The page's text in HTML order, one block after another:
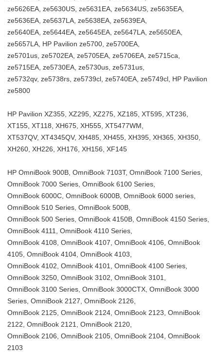
ze5626EA, ze5630US, ze5631EA, ze5634US, ze5635EA,
ze5636EA, ze5637LA, ze5638EA, ze5639EA,
ze5640EA, ze5644EA, ze5645EA, ze5647LA, ze5650EA,
ze5657LA, HP Pavilion ze5700, ze5700EA,
ze5701us, ze5702EA, ze5705EA, ze5706EA, ze5715ca,
ze5715EA, ze5730EA, ze5730us, ze5731us,
ze5732qv, ze5738rs, ze5739cl, ze5740EA, ze5749cl, HP Pavilion
ze5800
HP Pavilion XZ355, XZ295, XZ275, XZ185, XT595, XT236,
XT155, XT118, XH675, XH555, XT5477WM,
XT537QV, XT4345QV, XH485, XH455, XH395, XH365, XH350,
XH260, XH226, XH176, XH156, XF145
HP OmniBook 900B, OmniBook 7103T, OmniBook 7100 Series,
OmniBook 7000 Series, OmniBook 6100 Series,
OmniBook 6000C, OmniBook 6000B, OmniBook 6000 series,
OmniBook 510 Series, OmniBook 500B,
OmniBook 500 Series, OmniBook 4150B, OmniBook 4150 Series,
OmniBook 4111, OmniBook 4110 Series,
OmniBook 4108, OmniBook 4107, OmniBook 4106, OmniBook
4105, OmniBook 4104, OmniBook 4103,
OmniBook 4102, OmniBook 4101, OmniBook 4100 Series,
OmniBook 3250, OmniBook 3102, OmniBook 3101,
OmniBook 3100 Series, OmniBook 3000CTX, OmniBook 3000
Series, OmniBook 2127, OmniBook 2126,
OmniBook 2125, OmniBook 2124, OmniBook 2123, OmniBook
2122, OmniBook 2121, OmniBook 2120,
OmniBook 2106, OmniBook 2105, OmniBook 2104, OmniBook
2103